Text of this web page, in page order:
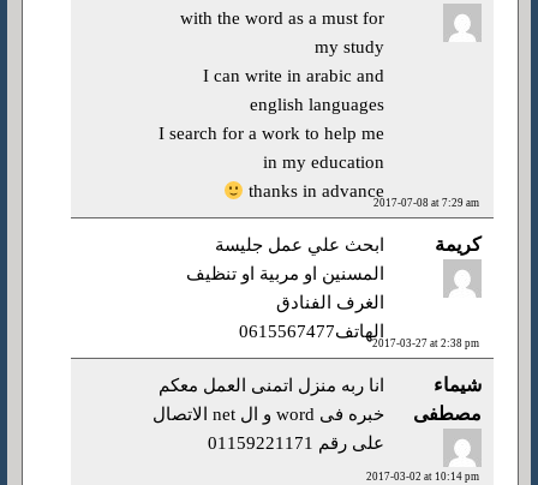
2017-07-08 at 7:29 am
with the word as a must for
my study
I can write in arabic and
english languages
I search for a work to help me
in my education
thanks in advance
كريمة
2017-03-27 at 2:38 pm
ابحث علي عمل جليسة
المسنين او مربية او تنظيف
الغرف الفنادق
الهاتف0615567477
شيماء
مصطفى
2017-03-02 at 10:14 pm
انا ربه منزل اتمنى العمل معكم
خبره فى word و ال net الاتصال
على رقم 01159221171